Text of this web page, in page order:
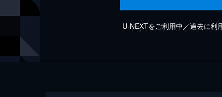
U-NEXTをご利用中／過去に利